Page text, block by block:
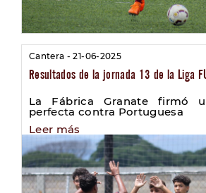
Cantera - 21-06-2025
Resultados de la jornada 13 de la Liga
La Fábrica Granate firmó
perfecta contra Portuguesa
Leer más